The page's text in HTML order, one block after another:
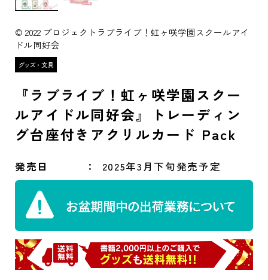
© 2022 プロジェクトラブライブ！虹ヶ咲学園スクールアイ
ドル同好会
『ラブライブ！虹ヶ咲学園スクー
ルアイドル同好会』トレーディン
グ台座付きアクリルカード Pack
発売日 2025年3月下旬発売予定